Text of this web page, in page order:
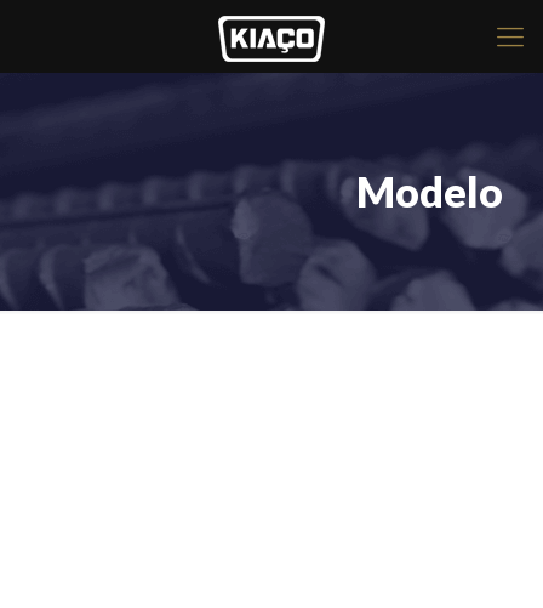
Modelo